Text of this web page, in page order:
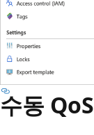
수동